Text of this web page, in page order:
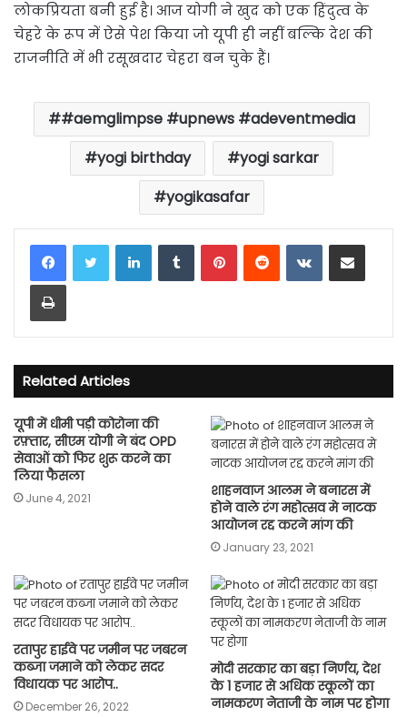
लोकप्रियता बनी हुई है। आज योगी ने खुद को एक हिंदुत्व के
चेहरे के रूप में ऐसे पेश किया जो यूपी ही नहीं बल्कि देश की
राजनीति में भी रसूखदार चेहरा बन चुके हैं।
#aemglimpse #upnews #adeventmedia
yogi birthday
yogi sarkar
yogikasafar
LinkedInTumblrPinterestReddit VKontakteShare via Email
Print
Related Articles
यूपी में धीमी पड़ी कोरोना की
रफ़्तार, सीएम योगी ने बंद OPD
सेवाओं को फिर शुरू करने का
लिया फैसला
June 4, 2021
शाहनवाज आलम ने बनारस में
होने वाले रंग महोत्सव मे नाटक
आयोजन रद्द करने मांग की
January 23, 2021
रतापुर हाईवे पर जमीन पर जबरन
कब्जा जमाने को लेकर सदर
विधायक पर आरोप..
December 26, 2022
मोदी सरकार का बड़ा निर्णय, देश
के 1 हजार से अधिक स्कूलों का
नामकरण नेताजी के नाम पर होगा